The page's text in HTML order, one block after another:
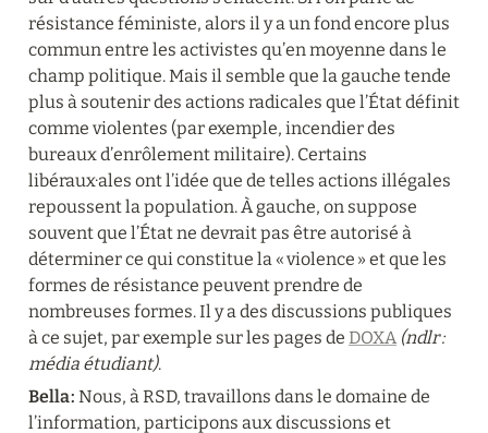
résistance féministe, alors il y a un fond encore plus
commun entre les activistes qu’en moyenne dans le
champ politique. Mais il semble que la gauche tende
plus à soutenir des actions radicales que l’État définit
comme violentes (par exemple, incendier des
bureaux d’enrôlement militaire). Certains
libéraux·ales ont l’idée que de telles actions illégales
repoussent la population. À gauche, on suppose
souvent que l’État ne devrait pas être autorisé à
déterminer ce qui constitue la « violence » et que les
formes de résistance peuvent prendre de
nombreuses formes. Il y a des discussions publiques
à ce sujet, par exemple sur les pages de DOXA (ndlr :
média étudiant).
Bella : Nous, à RSD, travaillons dans le domaine de
l’information, participons aux discussions et